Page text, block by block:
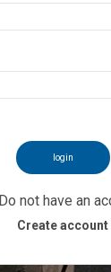
login
Do not have an
Create account